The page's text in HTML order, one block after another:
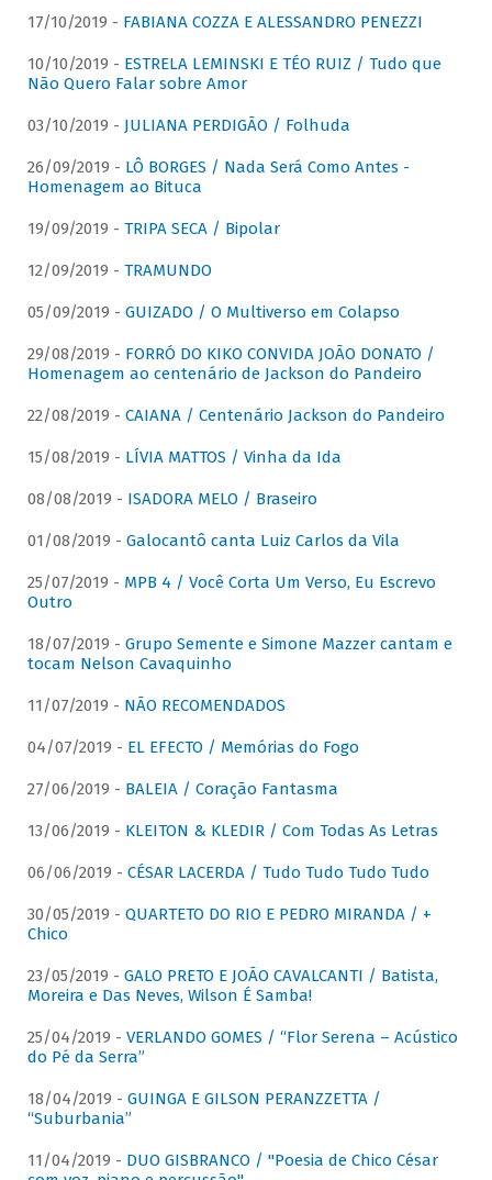
17/10/2019 - FABIANA COZZA E ALESSANDRO PENEZZI
10/10/2019 - ESTRELA LEMINSKI E TÉO RUIZ / Tudo que
Não Quero Falar sobre Amor
03/10/2019 - JULIANA PERDIGÃO / Folhuda
26/09/2019 - LÔ BORGES / Nada Será Como Antes -
Homenagem ao Bituca
19/09/2019 - TRIPA SECA / Bipolar
12/09/2019 - TRAMUNDO
05/09/2019 - GUIZADO / O Multiverso em Colapso
29/08/2019 - FORRÓ DO KIKO CONVIDA JOÃO DONATO /
Homenagem ao centenário de Jackson do Pandeiro
22/08/2019 - CAIANA / Centenário Jackson do Pandeiro
15/08/2019 - LÍVIA MATTOS / Vinha da Ida
08/08/2019 - ISADORA MELO / Braseiro
01/08/2019 - Galocantô canta Luiz Carlos da Vila
25/07/2019 - MPB 4 / Você Corta Um Verso, Eu Escrevo
Outro
18/07/2019 - Grupo Semente e Simone Mazzer cantam e
tocam Nelson Cavaquinho
11/07/2019 - NÃO RECOMENDADOS
04/07/2019 - EL EFECTO / Memórias do Fogo
27/06/2019 - BALEIA / Coração Fantasma
13/06/2019 - KLEITON & KLEDIR / Com Todas As Letras
06/06/2019 - CÉSAR LACERDA / Tudo Tudo Tudo Tudo
30/05/2019 - QUARTETO DO RIO E PEDRO MIRANDA / +
Chico
23/05/2019 - GALO PRETO E JOÃO CAVALCANTI / Batista,
Moreira e Das Neves, Wilson É Samba!
25/04/2019 - VERLANDO GOMES / “Flor Serena – Acústico
do Pé da Serra”
18/04/2019 - GUINGA E GILSON PERANZZETTA /
“Suburbania”
11/04/2019 - DUO GISBRANCO / "Poesia de Chico César